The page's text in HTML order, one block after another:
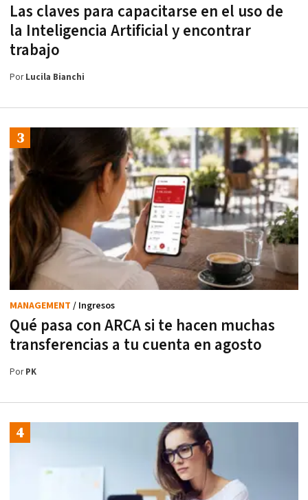
Las claves para capacitarse en el uso de
la Inteligencia Artificial y encontrar
trabajo
PorLucila Bianchi
Qué pasa con ARCA si te hacen muchas
transferencias a tu cuenta en agosto
MANAGEMENT / Ingresos
PorPK